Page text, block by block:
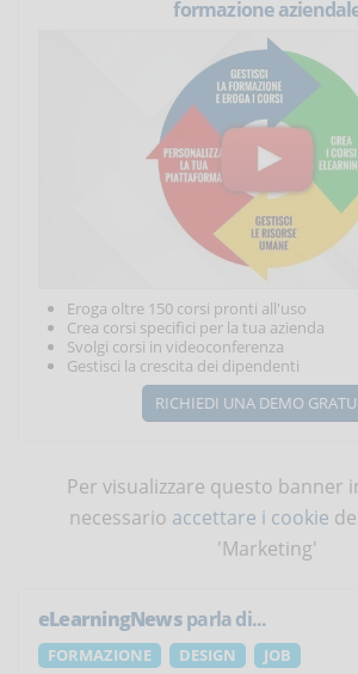
formazione
Eroga oltre 150 corsi pronti all'uso
Crea corsi specifici per la tua azienda
Svolgi corsi in videoconferenza
Gestisci la crescita dei dipendenti
RICHIEDI UNA DEMO
Per visualizzare questo banner
necessario accettare i cookie
'Marketing'
eLearningNewsparla di...
FORMAZIONE DESIGN
JOB